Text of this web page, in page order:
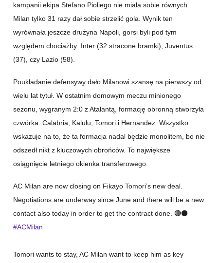
kampanii ekipa Stefano Pioliego nie miała sobie równych.
Milan tylko 31 razy dał sobie strzelić gola. Wynik ten
wyrównała jeszcze drużyna Napoli, gorsi byli pod tym
względem chociażby: Inter (32 stracone bramki), Juventus
(37), czy Lazio (58).
Poukładanie defensywy dało Milanowi szansę na pierwszy od
wielu lat tytuł. W ostatnim domowym meczu minionego
sezonu, wygranym 2:0 z Atalantą, formację obronną stworzyła
czwórka: Calabria, Kalulu, Tomori i Hernandez. Wszystko
wskazuje na to, że ta formacja nadal będzie monolitem, bo nie
odszedł nikt z kluczowych obrońców. To największe
osiągnięcie letniego okienka transferowego.
AC Milan are now closing on Fikayo Tomori’s new deal.
Negotiations are underway since June and there will be a new
contact also today in order to get the contract done. 🔴⚫️
#ACMilan
Tomori wants to stay, AC Milan want to keep him as key